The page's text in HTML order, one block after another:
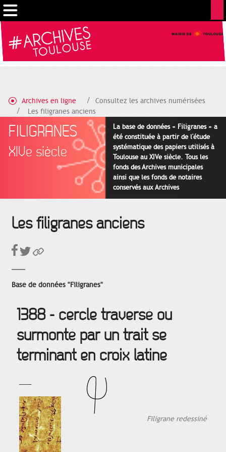
Archives en ligne
Consultez les archives numérisées
Les filigranes anciens
FILIGRANES
XIVe siècle
La base de données « Filigranes » a
été constituée à partir de l'étude
systématique des papiers utilisés à
Toulouse au XIVe siècle. Tous les
fonds des Archives municipales
ainsi que les fonds de notaires
conservés aux Archives
départementales pour cette
Les filigranes anciens
Base de données "Filigranes"
1388 - cercle traversé ou
surmonté par un trait se
terminant en croix latine
Filigrane redessiné
Cookies management panel